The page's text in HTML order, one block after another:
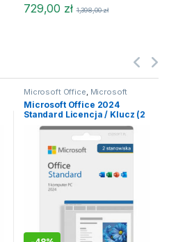
729,00 zł 1,398,00zł
Microsoft Office Microsoft
Office 2024 Microsoft Office
2024 MacOS,Microsoft Office
2024 macOS,Office dla MacOS
Microsoft Office 2024
Standard Licencja / Klucz (2
stanowiska)